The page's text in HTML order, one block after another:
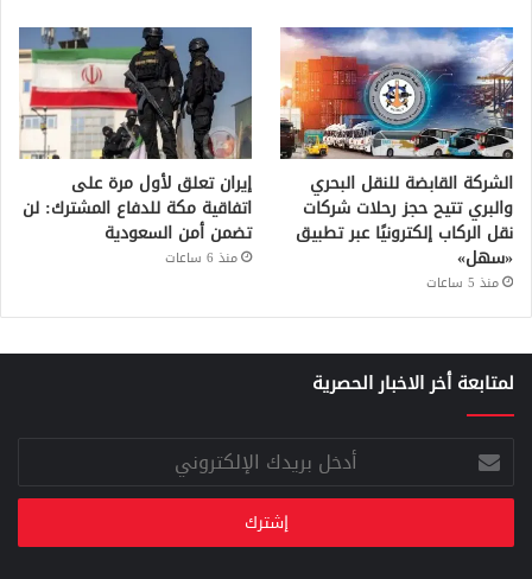
الشركة القابضة للنقل البحري
والبري تتيح حجز رحلات شركات
نقل الركاب إلكترونيًا عبر تطبيق
«سهل»
منذ 5 ساعات
إيران تعلق لأول مرة على
اتفاقية مكة للدفاع المشترك: لن
تضمن أمن السعودية
منذ 6 ساعات
لمتابعة أخر الاخبار الحصرية
أدخل
بريدك
الإلكتروني